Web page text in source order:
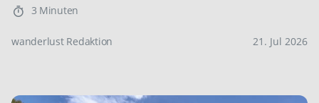
3 Minuten
wanderlust Redaktion 21. Jul 2026